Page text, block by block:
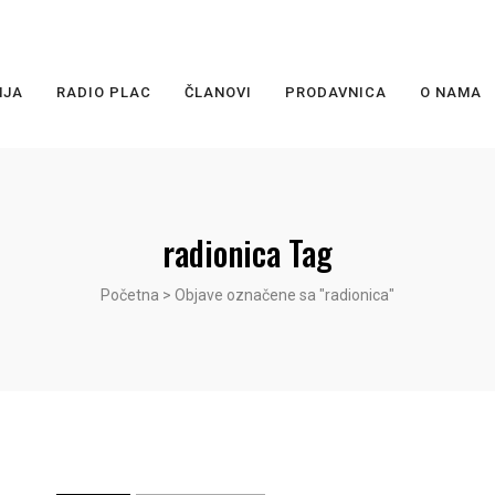
RADIO PLAC ČLANOVI PRODAVNICA O NAMA
radionica Tag
Početna > Objave označene sa "radionica"